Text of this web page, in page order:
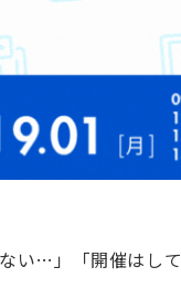
い…」「開催はし